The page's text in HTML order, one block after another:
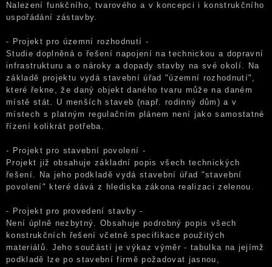
Nalezení funkčního, tvarového a v koncepci i konstrukčního
uspořádání zástavby.
- Projekt pro územní rozhodnutí -
Studie doplněná o řešení napojení na technickou a dopravní
infrastrukturu a o nároky a dopady stavby na své okolí. Na
základě projektu vydá stavební úřad "územní rozhodnutí",
které řekne, že daný objekt daného tvaru může na daném
místě stát. U menších staveb (např. rodinný dům) a v
místech s platným regulačním plánem není jako samostatné
řízení kolikrát potřeba.
- Projekt pro stavební povolení -
Projekt již obsahuje základní popis všech technických
řešení. Na jeho podkladě vydá stavební úřad "stavební
povolení" které dává z hlediska zákona realizaci zelenou.
- Projekt pro provedení stavby -
Není úplně nezbytný. Obsahuje podrobný popis všech
konstrukčních řešení včetně specifikace použitých
materiálů. Jeho součástí je výkaz výměr - tabulka na jejímž
podkladě lze po stavební firmě požadovat jasnou,